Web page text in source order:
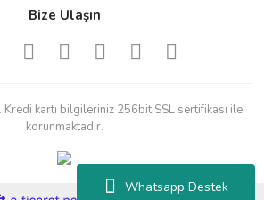
Whatsapp Destek
Bize Ulaşın
Kredi kartı bilgileriniz 256bit SSL sertifikası ile
korunmaktadır.